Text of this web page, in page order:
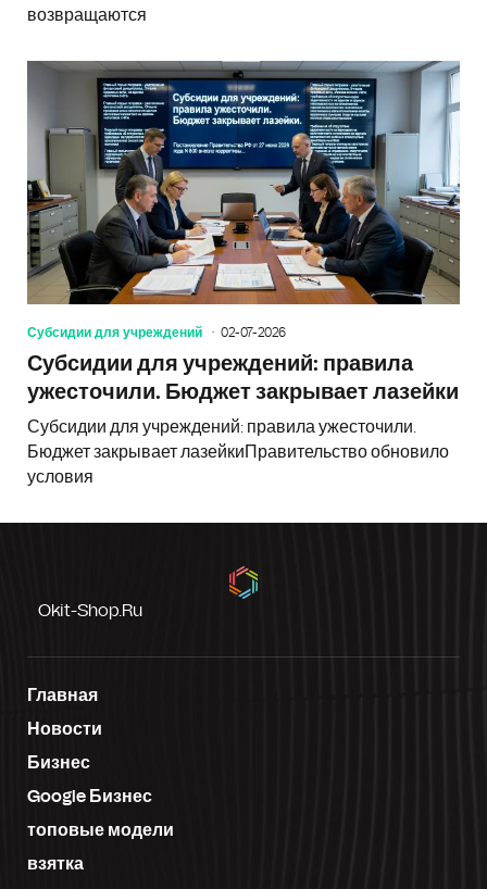
возвращаются
Субсидии для учреждений 02-07-2026
Субсидии для учреждений: правила
ужесточили. Бюджет закрывает лазейки
Субсидии для учреждений: правила ужесточили.
Бюджет закрывает лазейкиПравительство обновило
условия
Okit-Shop.ru
Главная
Новости
Бизнес
Google Бизнес
топовые модели
взятка